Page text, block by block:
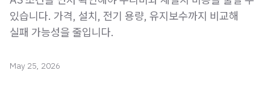
있습니다. 가격, 설치, 전기 용량, 유지보수까지 비교해
실패 가능성을 줄입니다.
May 25, 2026